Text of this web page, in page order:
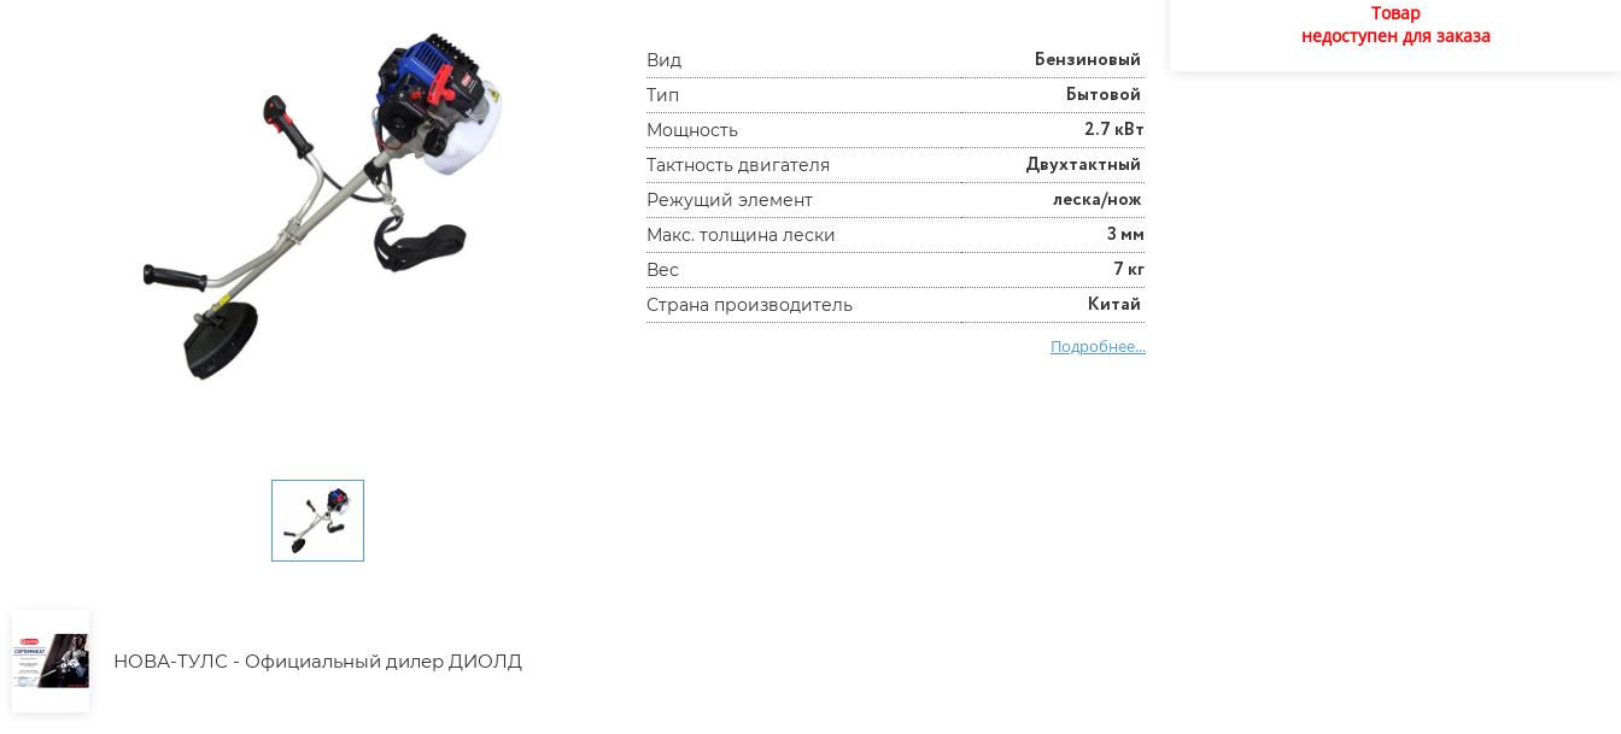
НОВА-ТУЛС - Официальный дилер ДИОЛД
Вид Бензиновый
Тип Бытовой
Мощность 2.7 кВт
Тактность двигателя Двухтактный
Режущий элемент леска/нож
Макс. толщина лески 3 мм
Вес 7 кг
Страна производитель Китай
Подробнее...
Товар
недоступен для заказа